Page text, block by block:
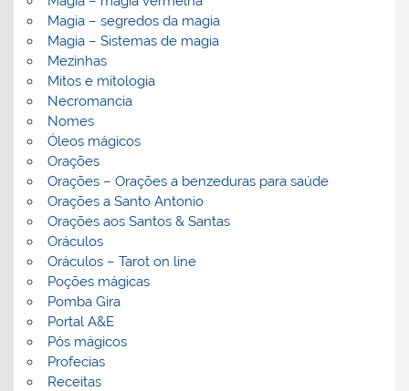
Magia – segredos da magia
Magia – Sistemas de magia
Mezinhas
Mitos e mitologia
Necromancia
Nomes
Óleos mágicos
Orações
Orações – Orações a benzeduras para saúde
Orações a Santo Antonio
Orações aos Santos & Santas
Oráculos
Oráculos – Tarot on line
Poções mágicas
Pomba Gira
Portal A&E
Pós mágicos
Profecias
Receitas